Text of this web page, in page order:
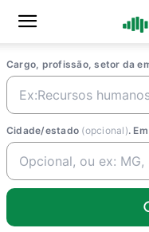
Cargo, profissão, setor da
Cidade/estado (opcional).